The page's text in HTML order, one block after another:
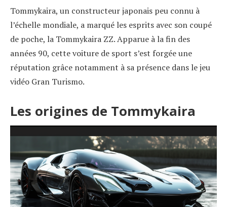
Tommykaira, un constructeur japonais peu connu à
l’échelle mondiale, a marqué les esprits avec son coupé
de poche, la Tommykaira ZZ. Apparue à la fin des
années 90, cette voiture de sport s’est forgée une
réputation grâce notamment à sa présence dans le jeu
vidéo Gran Turismo.
Les origines de Tommykaira